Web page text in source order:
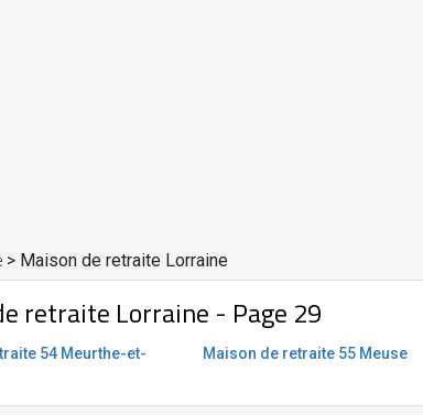
> Maison de retraite Lorraine
retraite Lorraine - Page 29
54 Meurthe-et-
Maison de retraite 55 Meuse